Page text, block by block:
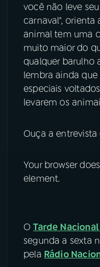
Instagram
TikTok
você não leve
carnaval", orienta
animal tem uma
muito maior do
qualquer barulho
lembra ainda
especiais
levarem os
Ouça a
Your browser
element.
OTarde
segunda a sexta
pela Rádio